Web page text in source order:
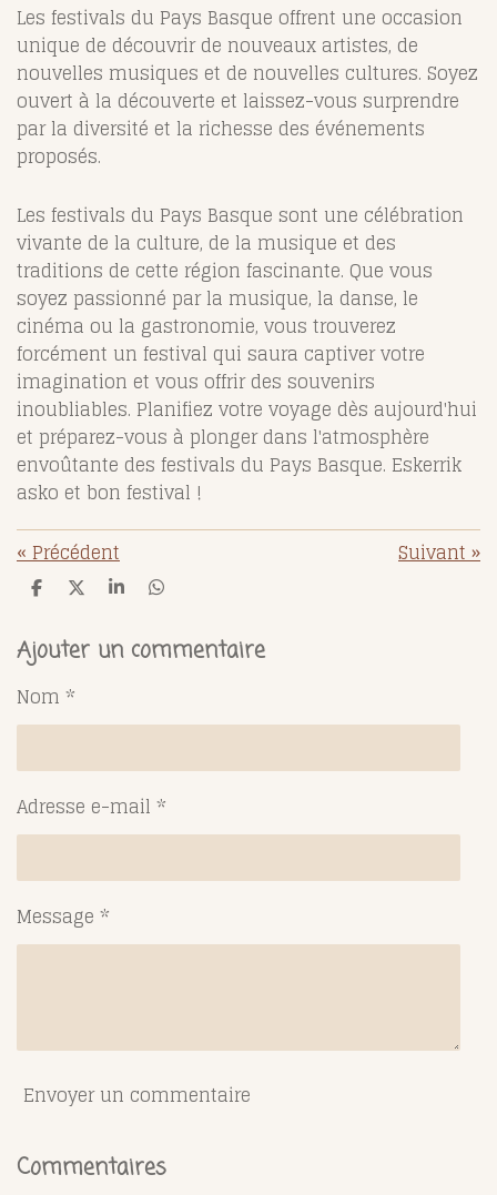
Les festivals du Pays Basque offrent une occasion
unique de découvrir de nouveaux artistes, de
nouvelles musiques et de nouvelles cultures. Soyez
ouvert à la découverte et laissez-vous surprendre
par la diversité et la richesse des événements
proposés.
Les festivals du Pays Basque sont une célébration
vivante de la culture, de la musique et des
traditions de cette région fascinante. Que vous
soyez passionné par la musique, la danse, le
cinéma ou la gastronomie, vous trouverez
forcément un festival qui saura captiver votre
imagination et vous offrir des souvenirs
inoubliables. Planifiez votre voyage dès aujourd'hui
et préparez-vous à plonger dans l'atmosphère
envoûtante des festivals du Pays Basque. Eskerrik
asko et bon festival !
«Précédent Suivant»
P
t
a
e
r
P
t
a
r
P
t
a
r
P
t
a
r
Ajouter un commentaire
Nom *
Adresse e-mail *
Message *
Envoyer un commentaire
Commentaires